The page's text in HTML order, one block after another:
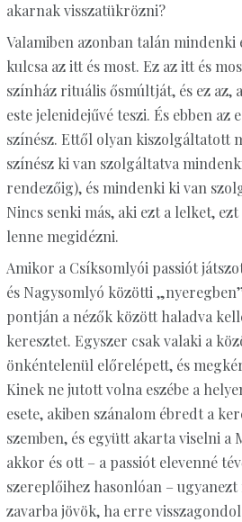
akarnak visszatükrözni?
Valamiben azonban talán mindenki
kulcsa az itt és most. Ez az itt és
színház rituális ősmúltját, és ez az,
este jelenidejűvé teszi. És ebben az
színész. Ettől olyan kiszolgáltatott
színész ki van szolgáltatva
rendezőig), és mindenki ki van
Nincs senki más, aki ezt a lelket,
lenne megidézni.
Amikor a Csíksomlyói passiót
és Nagysomlyó közötti
pontján a nézők között haladva
keresztet. Egyszer csak valaki a
önkéntelenül előrelépett, és
Kinek ne jutott volna eszébe a
esete, akiben szánalom ébredt a
szemben, és együtt akarta viselni a
akkor és ott – a passiót elevenné
szereplőihez hasonlóan –
zavarba jövök, ha erre